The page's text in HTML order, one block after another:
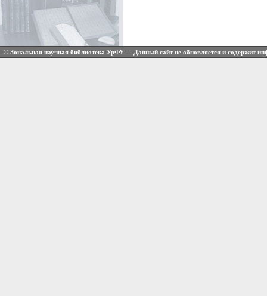
© Зональная научная библиотека УрФУ - Данный сайт не обновляется и содержит